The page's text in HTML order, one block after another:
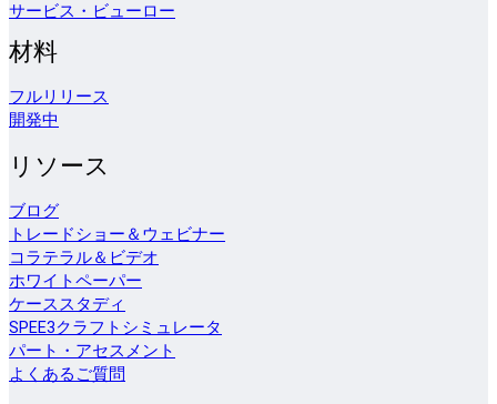
サービス・ビューロー
材料
フルリリース
開発中
リソース
ブログ
トレードショー＆ウェビナー
コラテラル＆ビデオ
ホワイトペーパー
ケーススタディ
SPEE3クラフトシミュレータ
パート・アセスメント
よくあるご質問